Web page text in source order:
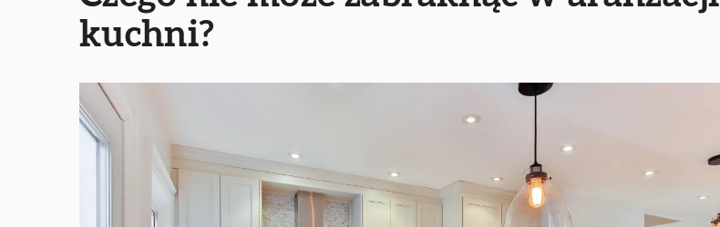
kuchni?